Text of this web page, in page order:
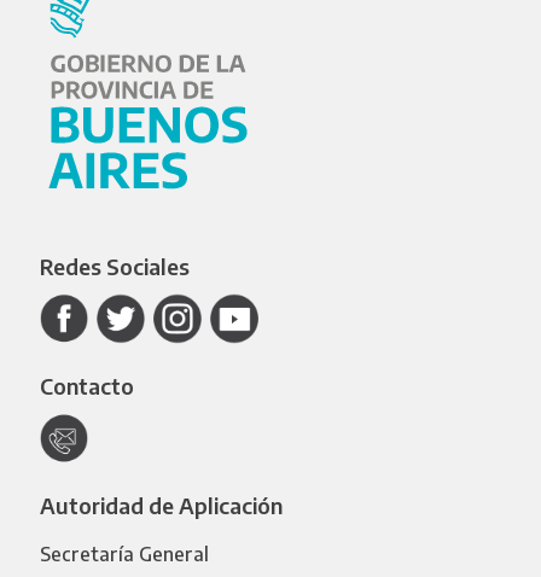
Redes Sociales
Contacto
Autoridad de Aplicación
Secretaría General